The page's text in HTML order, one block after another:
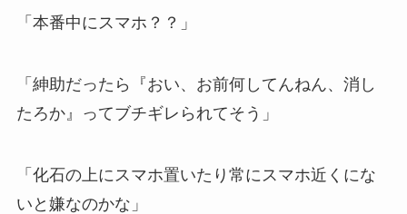
「本番中にスマホ？？」
「紳助だったら『おい、お前何してんねん、消し
たろか』ってブチギレられてそう」
「化石の上にスマホ置いたり常にスマホ近くにな
いと嫌なのかな」